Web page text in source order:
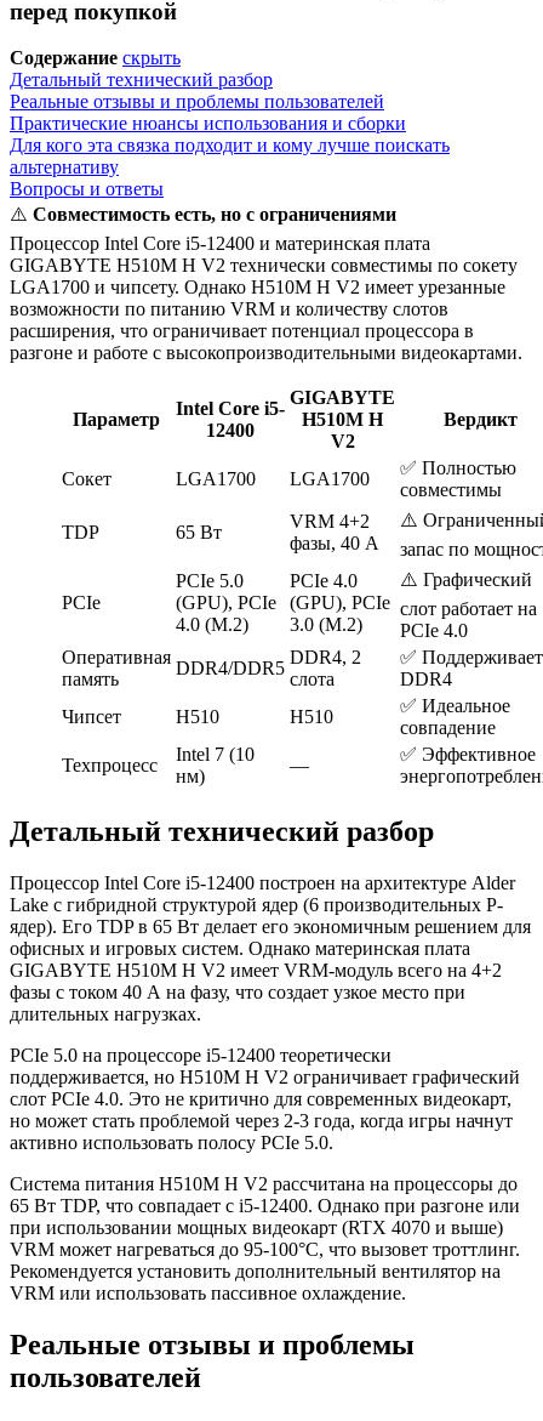
перед покупкой
Содержание скрыть
Детальный технический разбор
Реальные отзывы и проблемы пользователей
Практические нюансы использования и сборки
Для кого эта связка подходит и кому лучше поискать
альтернативу
Вопросы и ответы
⚠️ Совместимость есть, но с ограничениями
Процессор Intel Core i5-12400 и материнская плата
GIGABYTE H510M H V2 технически совместимы по сокету
LGA1700 и чипсету. Однако H510M H V2 имеет урезанные
возможности по питанию VRM и количеству слотов
расширения, что ограничивает потенциал процессора в
разгоне и работе с высокопроизводительными видеокартами.
Параметр
Intel Core i5-
12400
GIGABYTE
H510M H
V2
Вердикт
Сокет LGA1700 LGA1700
✅ Полностью
совместимы
TDP 65 Вт
VRM 4+2
фазы, 40 А
⚠️
запас по
PCIe
PCIe 5.0
(GPU), PCIe
4.0 (M.2)
PCIe 4.0
(GPU), PCIe
3.0 (M.2)
⚠️ Графический
слот работает на
PCIe 4.0
Оперативная
память
DDR4/DDR5
DDR4, 2
слота
✅
DDR4
Чипсет
H510 H510
✅ Идеальное
совпадение
Техпроцесс
Intel 7 (10
нм)
—
✅ Эффективное
Детальный технический разбор
Процессор Intel Core i5-12400 построен на архитектуре Alder
Lake с гибридной структурой ядер (6 производительных P-
ядер). Его TDP в 65 Вт делает его экономичным решением для
офисных и игровых систем. Однако материнская плата
GIGABYTE H510M H V2 имеет VRM-модуль всего на 4+2
фазы с током 40 А на фазу, что создает узкое место при
длительных нагрузках.
PCIe 5.0 на процессоре i5-12400 теоретически
поддерживается, но H510M H V2 ограничивает графический
слот PCIe 4.0. Это не критично для современных видеокарт,
но может стать проблемой через 2-3 года, когда игры начнут
активно использовать полосу PCIe 5.0.
Система питания H510M H V2 рассчитана на процессоры до
65 Вт TDP, что совпадает с i5-12400. Однако при разгоне или
при использовании мощных видеокарт (RTX 4070 и выше)
VRM может нагреваться до 95-100°C, что вызовет троттлинг.
Рекомендуется установить дополнительный вентилятор на
VRM или использовать пассивное охлаждение.
Реальные отзывы и проблемы
пользователей